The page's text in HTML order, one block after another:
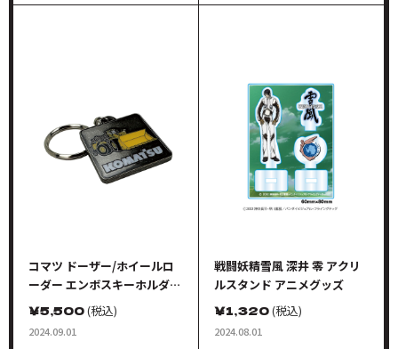
コマツ ドーザー/ホイールロ
ーダー エンボスキーホルダー
(金属製)
￥5,500(税込)
2024.09.01
戦闘妖精雪風 深井 零 アクリ
ルスタンド アニメグッズ
￥1,320(税込)
2024.08.01